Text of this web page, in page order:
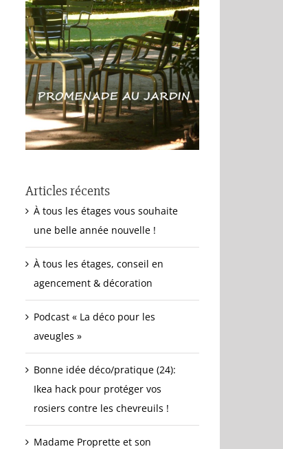
Articles récents
À tous les étages vous souhaite
une belle année nouvelle !
À tous les étages, conseil en
agencement & décoration
Podcast « La déco pour les
aveugles »
Bonne idée déco/pratique (24):
Ikea hack pour protéger vos
rosiers contre les chevreuils !
Madame Proprette et son